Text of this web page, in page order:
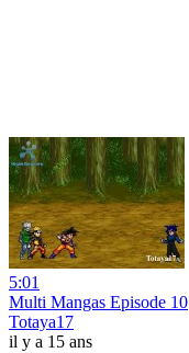
5:01
Multi Mangas Episode 10
Totaya17
il y a 15 ans